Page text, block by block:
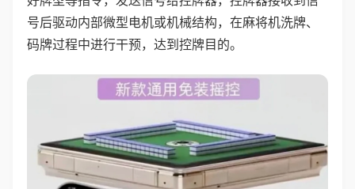
号后驱动内部微型电机或机械结构，在麻将机洗牌、
码牌过程中进行干预，达到控牌目的。